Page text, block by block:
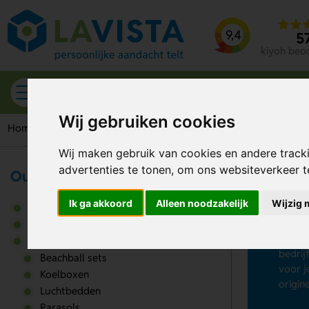
Wij gebruiken cookies
Wij maken gebruik van cookies en andere
advertenties te tonen, om ons websiteverkeer
Ik ga akkoord Alleen noodzakelijk Wijzig
9,4
kiyoh
Home Strandartikelen Strandlakens
voor
Outdoor & Vrije tijd
Gereedschappen & tools
Beachball sets
Koelboxen
Luchtbedden